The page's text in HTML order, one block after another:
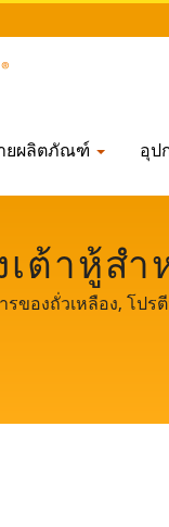
ยผลิตภัณฑ์ อุป
ต้าหู้ส
พมาก
ของถั่วเหลือง, โป
อะมิโน / eversoon
ราแบ่งปันเทคโนโ